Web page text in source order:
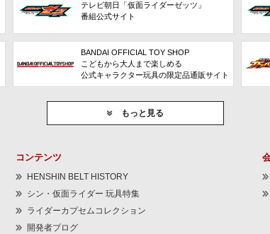
テレビ朝日「仮面ライダーゼッツ」
番組公式サイト
BANDAI OFFICIAL TOY SHOP
こどもから大人まで楽しめる
公式キャラクター玩具の限定品通販サイト
もっと見る
コンテンツ
HENSHIN BELT HISTORY
シン・仮面ライダー 玩具特集
ライダーカプセムコレクション
開発者ブログ